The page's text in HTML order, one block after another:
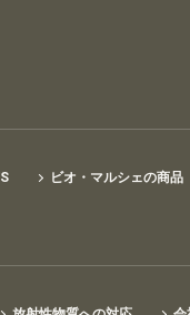
ビオ・マルシェの商品